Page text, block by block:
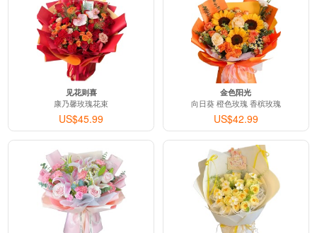
见花则喜
康乃馨玫瑰花束
US$45.99
金色阳光
向日葵 橙色玫瑰 香槟玫瑰
US$42.99